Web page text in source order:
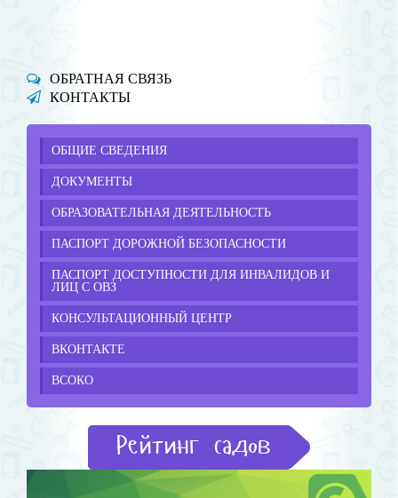
ОБРАТНАЯ СВЯЗЬ
КОНТАКТЫ
ОБЩИЕ СВЕДЕНИЯ
ДОКУМЕНТЫ
ОБРАЗОВАТЕЛЬНАЯ ДЕЯТЕЛЬНОСТЬ
ПАСПОРТ ДОРОЖНОЙ БЕЗОПАСНОСТИ
ПАСПОРТ ДОСТУПНОСТИ ДЛЯ ИНВАЛИДОВ И
ЛИЦ С ОВЗ
КОНСУЛЬТАЦИОННЫЙ ЦЕНТР
ВКОНТАКТЕ
ВСОКО
Рейтинг садов